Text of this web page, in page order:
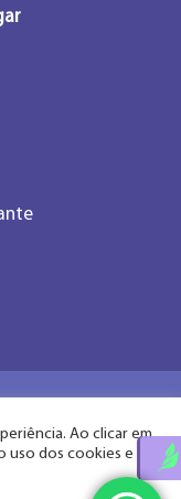
- Desde
Ao clicar em
uso dos cookies e